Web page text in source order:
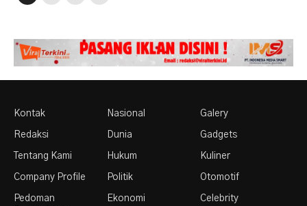
Kontak
Redaksi
Tentang Kami
Company Profile
Pedoman
Nasional
Dunia
Hukum
Politik
Ekonomi
Galery
Gadgets
Kuliner
Otomotif
Celebrity